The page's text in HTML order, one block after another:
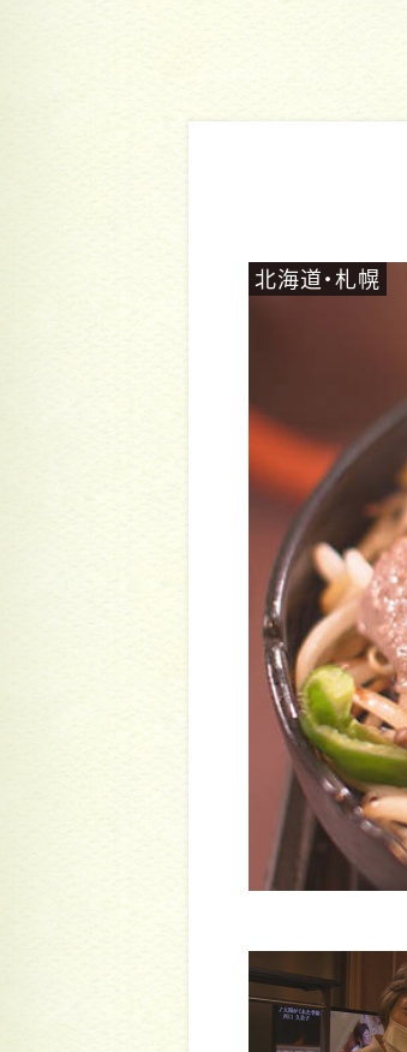
北海道・札幌